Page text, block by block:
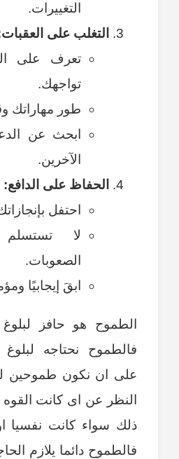
التغييرات.
التغلب على
تعرف على
تواجهك.
طور مهاراتك
ابحث عن
الآخرين.
الحفاظ على الدافع:
احتفل
لا
الصعوبات.
ابقَ إيجابيًا
الطموح هو حافز لبلوغ
فالطموح نحتاجه
على ان نكون طموحين
النظر عن اى كانت
ذلك سواء كانت نفسيا
فالطموح دائما يلازم